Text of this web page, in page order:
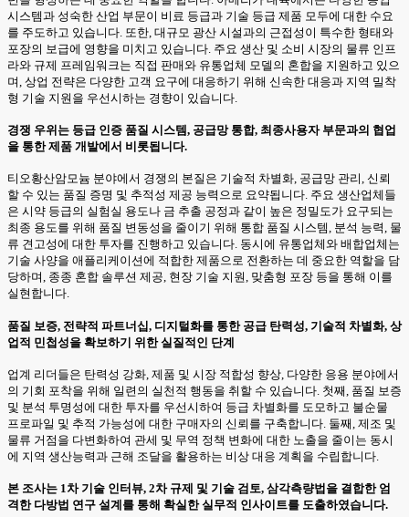
시스템과 성숙한 산업 부문이 비료 등급과 기술 등급 제품 모두에 대한 수요
를 주도하고 있습니다. 또한, 대규모 광산 시설과의 근접성이 특수한 형태와
포장의 보급에 영향을 미치고 있습니다. 주요 생산 및 소비 시장의 물류 인프
라와 규제 프레임워크는 직접 판매와 유통업체 모델의 혼합을 지원하고 있으
며, 상업 전략은 다양한 고객 요구에 대응하기 위해 신속한 대응과 지역 밀착
형 기술 지원을 우선시하는 경향이 있습니다.
경쟁 우위는 등급 인증 품질 시스템, 공급망 통합, 최종사용자 부문과의 협업
을 통한 제품 개발에서 비롯됩니다.
티오황산암모늄 분야에서 경쟁의 본질은 기술적 차별화, 공급망 관리, 신뢰
할 수 있는 품질 증명 및 추적성 제공 능력으로 요약됩니다. 주요 생산업체들
은 시약 등급의 실험실 용도나 금 추출 공정과 같이 높은 정밀도가 요구되는
최종 용도를 위해 품질 변동성을 줄이기 위해 통합 품질 시스템, 분석 능력, 물
류 견고성에 대한 투자를 진행하고 있습니다. 동시에 유통업체와 배합업체는
기술 사양을 애플리케이션에 적합한 제품으로 전환하는 데 중요한 역할을 담
당하며, 종종 혼합 솔루션 제공, 현장 기술 지원, 맞춤형 포장 등을 통해 이를
실현합니다.
품질 보증, 전략적 파트너십, 디지털화를 통한 공급 탄력성, 기술적 차별화, 상
업적 민첩성을 확보하기 위한 실질적인 단계
업계 리더들은 탄력성 강화, 제품 및 시장 적합성 향상, 다양한 응용 분야에서
의 기회 포착을 위해 일련의 실천적 행동을 취할 수 있습니다. 첫째, 품질 보증
및 분석 투명성에 대한 투자를 우선시하여 등급 차별화를 도모하고 불순물
프로파일 및 추적 가능성에 대한 구매자의 신뢰를 구축합니다. 둘째, 제조 및
물류 거점을 다변화하여 관세 및 무역 정책 변화에 대한 노출을 줄이는 동시
에 지역 생산능력과 근해 조달을 활용하는 비상 대응 계획을 수립합니다.
본 조사는 1차 기술 인터뷰, 2차 규제 및 기술 검토, 삼각측량법을 결합한 엄
격한 다방법 연구 설계를 통해 확실한 실무적 인사이트를 도출하였습니다.